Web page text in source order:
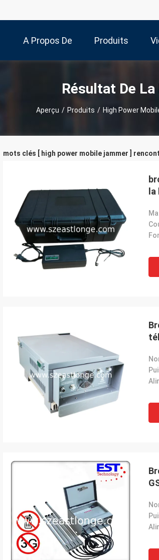
A Propos De
Nous
Produits
Résultat De La
Aperçu / Produits / High Power
et le
expédition rapide et
mots clés [ high power mobile jammer ]